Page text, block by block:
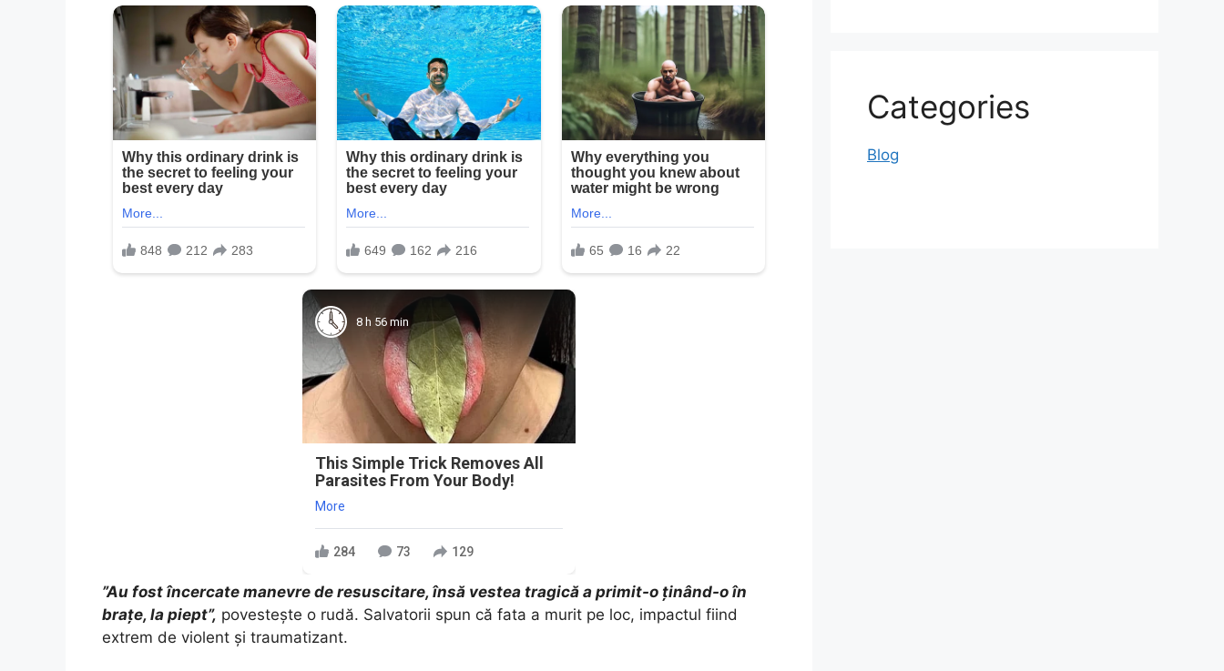
8 h 56 min
This Simple Trick Removes All
Parasites From Your Body!
More
284 73 129
”Au fost încercate manevre de resuscitare, însă vestea tragică a primit-o ținând-o în
brațe, la piept”, povestește o rudă. Salvatorii spun că fata a murit pe loc, impactul fiind
extrem de violent și traumatizant.
Categories
Blog